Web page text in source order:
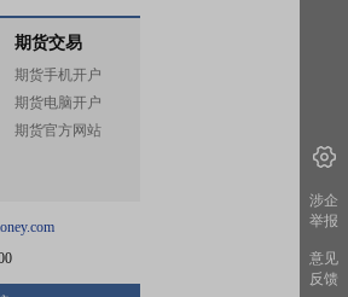
期货交易
期货手机开户
期货电脑开户
期货官方网站
涉企
举报
意见
反馈